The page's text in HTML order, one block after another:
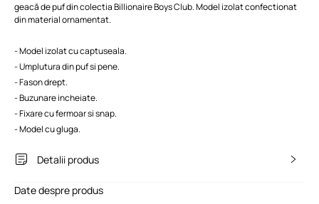
geacă de puf din colectia Billionaire Boys Club. Model izolat confectionat
din material ornamentat.
- Model izolat cu captuseala.
- Umplutura din puf si pene.
- Fason drept.
- Buzunare incheiate.
- Fixare cu fermoar si snap.
- Model cu gluga.
Detalii produs
Date despre produs